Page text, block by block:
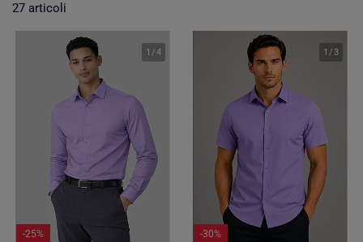
27 articoli
1 /4
-25%
1 /3
-30%